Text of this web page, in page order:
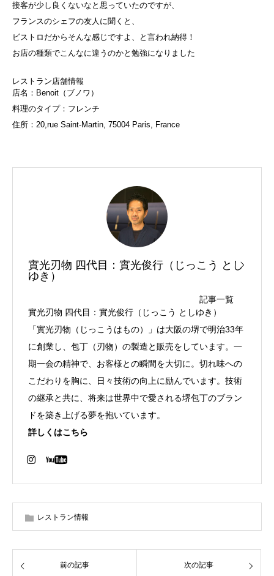
接客が少し良くないなと思っていたのですが、
フランスのシェフの友人に聞くと、
ビストロだからそんな感じですよ、と言われ納得！
お店の種類でこんなに違うのかと勉強になりました
レストラン店舗情報
店名：Benoit（ブノワ）
料理のタイプ：フレンチ
住所：20,rue Saint-Martin, 75004 Paris, France
實光刃物 四代目：實光俊行（じっこう とし
ゆき）
記事一覧
實光刃物 四代目：實光俊行（じっこう としゆき）
「實光刃物（じっこうはもの）」は大阪の堺で明治33年
に創業し、包丁（刃物）の製造と販売をしています。一
期一会の精神で、お客様との瞬間を大切に。切れ味への
こだわりを胸に、日々技術の向上に励んでいます。技術
の継承と共に、将来は世界中で愛される堺包丁のブラン
ドを築き上げる夢を抱いています。
詳しくはこちら
レストラン情報
前の記事 次の記事